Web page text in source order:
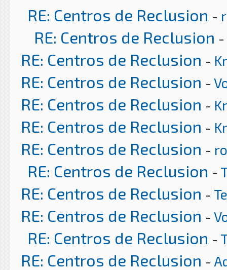
RE: Centros de Reclusion -
RE: Centros de Reclusion -
RE: Centros de Reclusion -
RE: Centros de Reclusion -
RE: Centros de Reclusion -
RE: Centros de Reclusion -
RE: Centros de Reclusion -
RE: Centros de Reclusion -
RE: Centros de Reclusion -
RE: Centros de Reclusion -
RE: Centros de Reclusion -
RE: Centros de Reclusion -